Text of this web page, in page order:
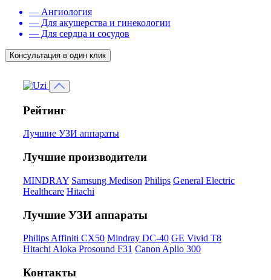
— Ангиология
— Для акушерства и гинекологии
— Для сердца и сосудов
Консультация в один клик
Рейтинг
Лучшие УЗИ аппараты
Лучшие производители
MINDRAY Samsung Medison Philips General Electric
Healthcare Hitachi
Лучшие УЗИ аппараты
Philips Affiniti CX50 Mindray DC-40 GE Vivid T8
Hitachi Aloka Prosound F31 Canon Aplio 300
Контакты